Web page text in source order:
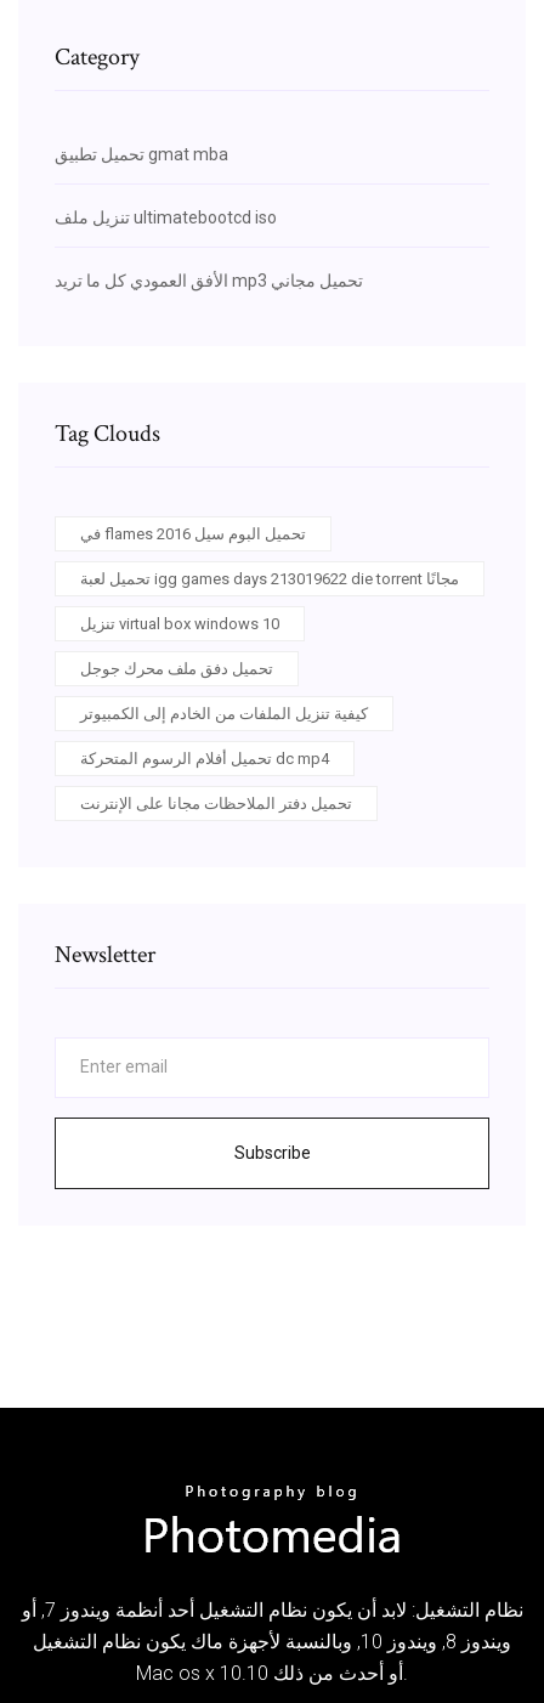
Category
تحميل تطبيق gmat mba
تنزيل ملف ultimatebootcd iso
الأفق العمودي كل ما تريد mp3 تحميل مجاني
Tag Clouds
في flames 2016 تحميل البوم سيل
تحميل لعبة igg games days 213019622 die torrent مجانًا
تنزيل virtual box windows 10
تحميل دفق ملف محرك جوجل
كيفية تنزيل الملفات من الخادم إلى الكمبيوتر
تحميل أفلام الرسوم المتحركة dc mp4
تحميل دفتر الملاحظات مجانا على الإنترنت
Newsletter
Subscribe
نظام التشغيل: لابد أن يكون نظام التشغيل أحد أنظمة ويندوز 7, أو
ويندوز 8, ويندوز 10, وبالنسبة لأجهزة ماك يكون نظام التشغيل